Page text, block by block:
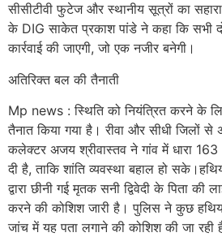
सीसीटीवी फुटेज और स्थानीय सूत्रों का
के DIG साकेत प्रकाश पांडे ने कहा कि सभी
कार्रवाई की जाएगी, जो एक नजीर बनेगी।
अतिरिक्त बल की तैनाती
Mp news : स्थिति को नियंत्रित करने के
तैनात किया गया है। रीवा और सीधी जिलों से
कलेक्टर अजय श्रीवास्तव ने गांव में धारा
दी है, ताकि शांति व्यवस्था बहाल हो
द्वारा छीनी गई मृतक सनी द्विवेदी के पिता की
करने की कोशिश जारी है। पुलिस ने कुछ
जांच में यह पता लगाने की कोशिश की जा